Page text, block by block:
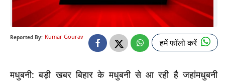
Reported By: Kumar Gourav
हमें फॉलो करें
मधुबनी: बड़ी खबर बिहार के मधुबनी से आ रही है जहांमधुबनी